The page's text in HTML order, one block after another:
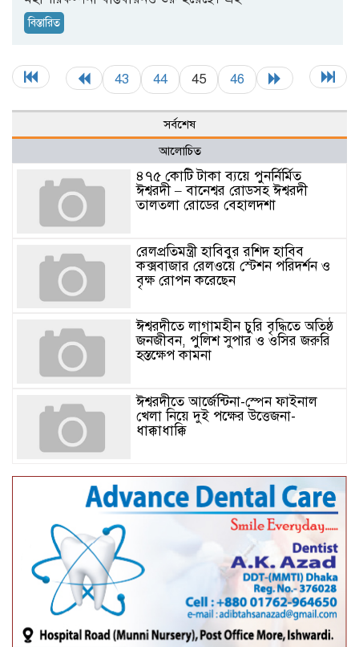
বিস্তারিত
43 44 45 46
সর্বশেষ
আলোচিত
৪৭৫ কোটি টাকা ব্যয়ে পুনর্নির্মিত
ঈশ্বরদী – বানেশ্বর রোডসহ ঈশ্বরদী
তালতলা রোডের বেহালদশা
রেলপ্রতিমন্ত্রী হাবিবুর রশিদ হাবিব
কক্সবাজার রেলওয়ে স্টেশন পরিদর্শন ও
বৃক্ষ রোপন করেছেন
ঈশ্বরদীতে লাগামহীন চুরি বৃদ্ধিতে অতিষ্ঠ
জনজীবন, পুলিশ সুপার ও ওসির জরুরি
হস্তক্ষেপ কামনা ​
ঈশ্বরদীতে আর্জেন্টিনা-স্পেন ফাইনাল
খেলা নিয়ে দুই পক্ষের উত্তেজনা-
ধাক্কাধাক্কি
বাংলাদেশসহ বাসযোগ্য পৃথিবী গড়তে
গাছ লাগিয়ে অক্সিজেন ফ্যাক্টরী গড়ে
তোলার বিকল্প নেই——বিএনপির
কেন্দ্রিয় নেতা সাবেক এমপি বীর
মুক্তিযোদ্ধা সিরাজুল ইসলাম সরদার
আটঘরিয়ায় বিএনপি নেতার ভাতিজাকে ছাত্রলীগের সাধারণ